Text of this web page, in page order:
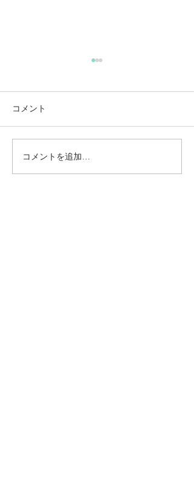
動かないところに、中心
がある。——ロジャース
コメント
コメントを追加…